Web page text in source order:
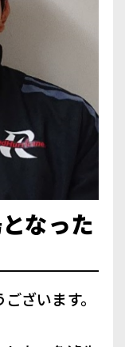
なった
ざいます。